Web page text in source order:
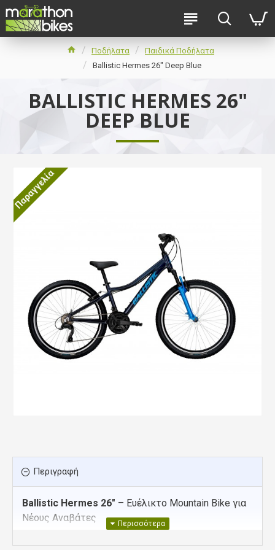
Ποδήλατα
Παιδικά Ποδήλατα
Ballistic Hermes 26" Deep Blue
BALLISTIC HERMES 26"
DEEP BLUE
Παραγγελία
Περιγραφή
Ballistic Hermes 26″ – Ευέλικτο Mountain Bike για
Νέους Αναβάτες
Το Ballistic Hermes 26″ είναι ένα unisex mountain